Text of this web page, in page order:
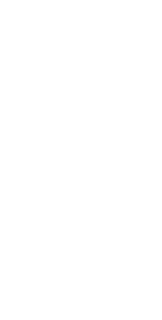
氣品質資料請開啟